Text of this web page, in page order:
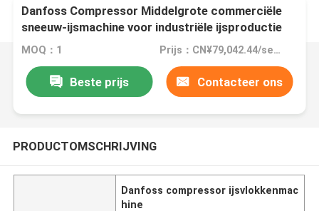
Danfoss Compressor Middelgrote commerciële
sneeuw-ijsmachine voor industriële ijsproductie
MOQ：1 Prijs：CN¥79,042.44/sets 1-2 sets
Beste prijs Contacteer ons
PRODUCTOMSCHRIJVING
Danfoss compressor ijsvlokkenmac
hine